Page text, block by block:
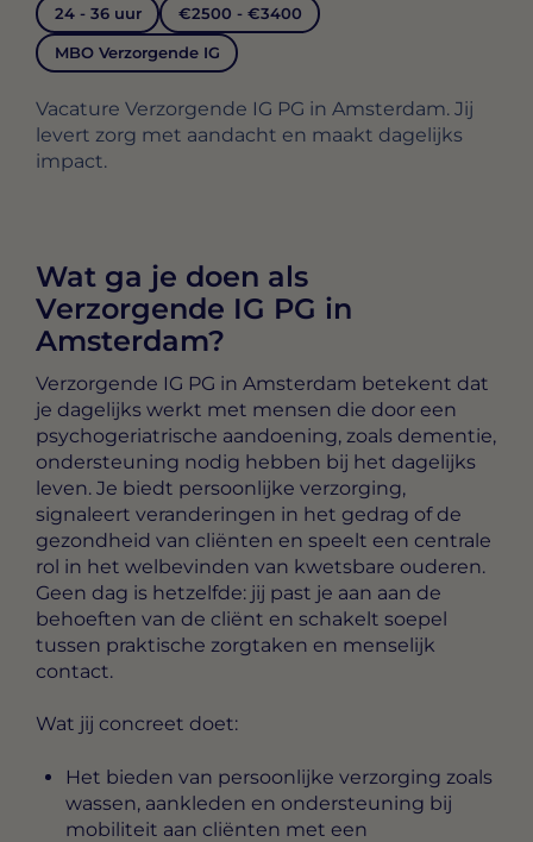
24 - 36 uur €2500 - €3400
MBO Verzorgende IG
Vacature Verzorgende IG PG in Amsterdam. Jij
levert zorg met aandacht en maakt dagelijks
impact.
Wat ga je doen als
Verzorgende IG PG in
Amsterdam?
Verzorgende IG PG in Amsterdam betekent dat
je dagelijks werkt met mensen die door een
psychogeriatrische aandoening, zoals dementie,
ondersteuning nodig hebben bij het dagelijks
leven. Je biedt persoonlijke verzorging,
signaleert veranderingen in het gedrag of de
gezondheid van cliënten en speelt een centrale
rol in het welbevinden van kwetsbare ouderen.
Geen dag is hetzelfde: jij past je aan aan de
behoeften van de cliënt en schakelt soepel
tussen praktische zorgtaken en menselijk
contact.
Wat jij concreet doet:
Het bieden van persoonlijke verzorging zoals
wassen, aankleden en ondersteuning bij
mobiliteit aan cliënten met een